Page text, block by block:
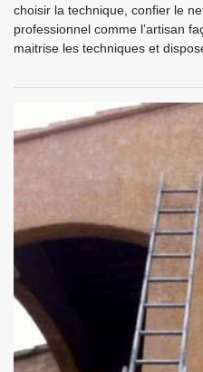
choisir la technique, confier le
professionnel comme l’artisan
maitrise les techniques et